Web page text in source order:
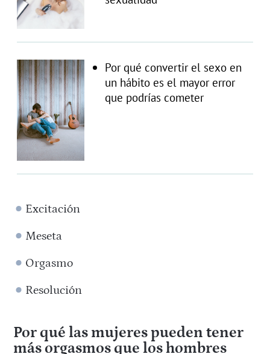
Por qué convertir el sexo en
un hábito es el mayor error
que podrías cometer
Excitación
Meseta
Orgasmo
Resolución
Por qué las mujeres pueden tener
más orgasmos que los hombres